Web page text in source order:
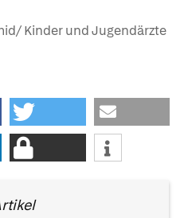
Kinder und Jugendärzte